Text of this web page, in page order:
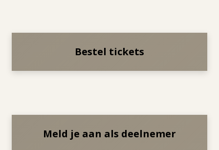
Bestel tickets
Meld je aan als deelnemer